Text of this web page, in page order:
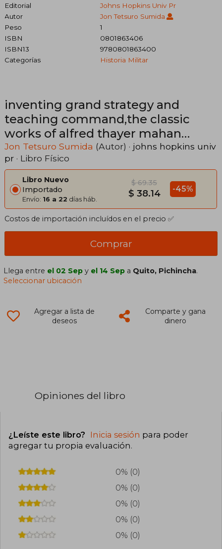
Editorial
Johns Hopkins Univ Pr
Autor
Jon Tetsuro Sumida
Peso
1
ISBN
0801863406
ISBN13
9780801863400
Categorías
Historia Militar
inventing grand strategy and
teaching command,the classic
works of alfred thayer mahan
reconsidered
Jon Tetsuro Sumida (Autor) · johns hopkins univ
pr · Libro Físico
Libro Nuevo
Importado
Envío: 16 a 22 días háb.
$ 69.35
$ 38.14 -45%
Costos de importación incluídos en el precio ✅
Comprar
Llega entre el 02 Sep y el 14 Sep a Quito, Pichincha.
Seleccionar ubicación
Agregar a lista de
deseos
Comparte y gana
dinero
Opiniones del libro
¿Leíste este libro? Inicia sesión para poder
agregar tu propia evaluación.
0% (0)
0% (0)
0% (0)
0% (0)
0% (0)